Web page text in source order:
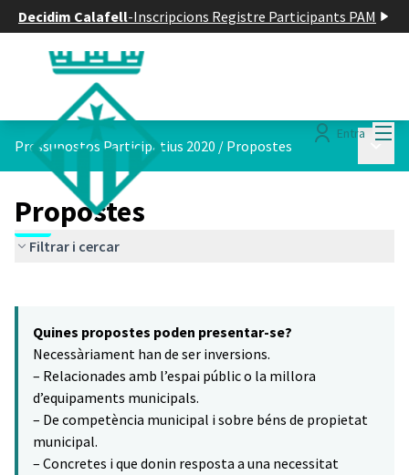
Decidim Calafell-Inscripcions Registre Participants PAM
Entra
Pressupostos Participatius 2020 / Propostes
Propostes
Filtrar i cercar
−
Quines propostes poden presentar-se?
Necessàriament han de ser inversions.
– Relacionades amb l’espai públic o la millora
d’equipaments municipals.
– De competència municipal i sobre béns de propietat
municipal.
– Concretes i que donin resposta a una necessitat